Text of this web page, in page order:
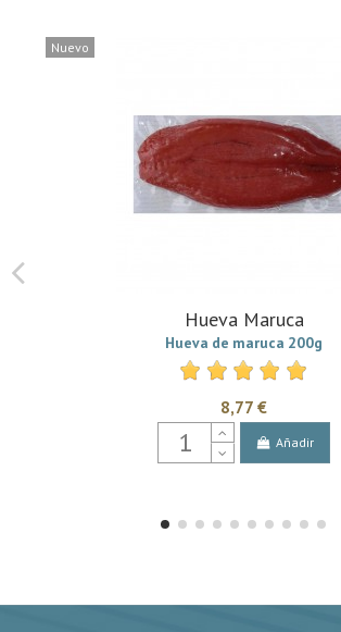
Nuevo
Hueva Maruca
Hueva de maruca 200g
8,77 €
Añadir